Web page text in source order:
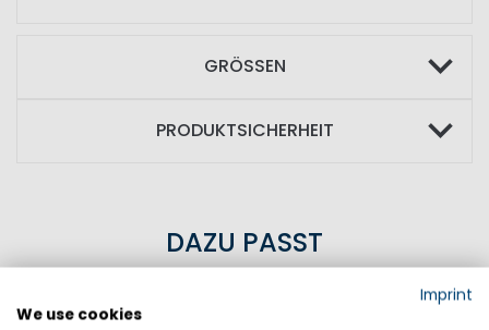
GRÖSSEN
PRODUKTSICHERHEIT
DAZU PASST
Imprint
We use cookies